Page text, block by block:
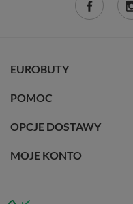
EUROBUTY
POMOC
OPCJE DOSTAWY
MOJE KONTO